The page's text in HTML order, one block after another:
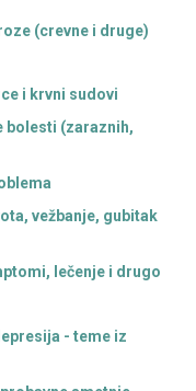
(crevne i druge)
i krvni sudovi
bolesti (zaraznih,
vežbanje, gubitak
lečenje i drugo
- teme iz